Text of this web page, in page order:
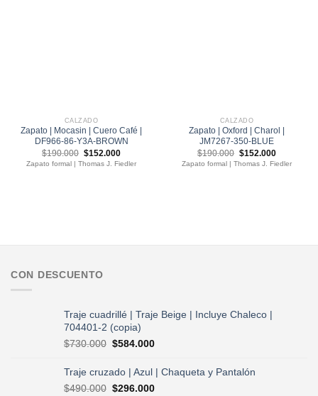
CALZADO
Zapato | Mocasin | Cuero Café |
DF966-86-Y3A-BROWN
$190.000 El
precio
original
$152.000El
precio
actual
Zapato formal | Thomas J. Fiedler
CALZADO
Zapato | Oxford | Charol |
JM7267-350-BLUE
$190.000 El
precio
original
$152.000El
precio
actual
Zapato formal | Thomas J. Fiedler
CON DESCUENTO
Traje cuadrillé | Traje Beige | Incluye Chaleco |
704401-2 (copia)
$730.000 El
original
era:
$584.000El
actual
es:
Traje cruzado | Azul | Chaqueta y Pantalón
$490.000 El
$296.000El